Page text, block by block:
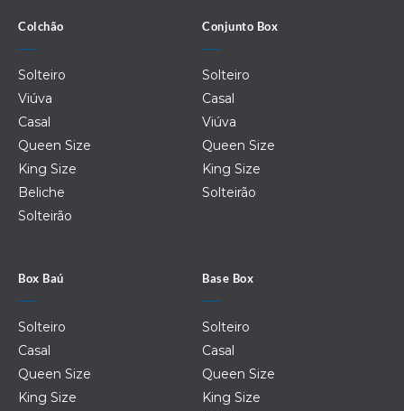
Colchão
Solteiro
Viúva
Casal
Queen Size
King Size
Beliche
Solteirão
Conjunto Box
Solteiro
Casal
Viúva
Queen Size
King Size
Solteirão
Box Baú
Solteiro
Casal
Queen Size
King Size
Base Box
Solteiro
Casal
Queen Size
King Size